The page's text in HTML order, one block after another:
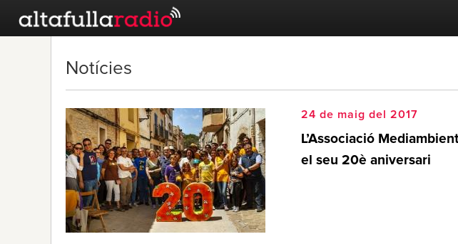
Notícies
24 de maig del 2017
L’Associació
el seu 20è aniversari